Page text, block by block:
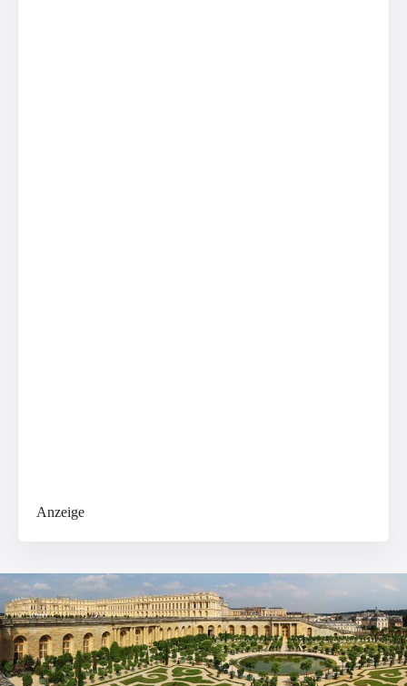
Anzeige